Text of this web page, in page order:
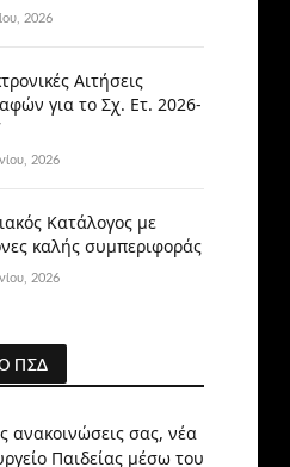
2026
Αιτήσεις
για το Σχ. Ετ. 2026-
2026
Κατάλογος με
καλής συμπεριφοράς
2026
ΠΣΔ
ανακοινώσεις σας, νέα
Παιδείας μέσω του